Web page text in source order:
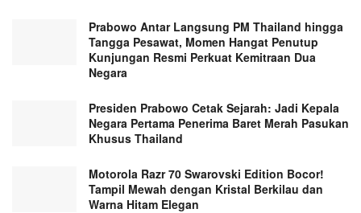
Prabowo Antar Langsung PM Thailand hingga
Tangga Pesawat, Momen Hangat Penutup
Kunjungan Resmi Perkuat Kemitraan Dua
Negara
Presiden Prabowo Cetak Sejarah: Jadi Kepala
Negara Pertama Penerima Baret Merah Pasukan
Khusus Thailand
Motorola Razr 70 Swarovski Edition Bocor!
Tampil Mewah dengan Kristal Berkilau dan
Warna Hitam Elegan